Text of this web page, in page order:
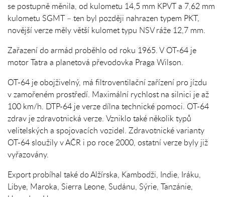
se postupně měnila, od kulometu 14,5 mm KPVT a 7,62 mm
kulometu SGMT – ten byl později nahrazen typem PKT,
novější verze měly větší kulomet typu NSV ráže 12,7 mm.
Zařazení do armád proběhlo od roku 1965. V OT-64 je
motor Tatra a planetová převodovka Praga Wilson.
OT-64 je obojživelný, má filtroventilační zařízení pro jízdu
v zamořeném prostředí. Maximální rychlost na silnici je až
100 km/h. DTP-64 je verze dílna technické pomoci. OT-64
zdrav je zdravotnická verze. Vzniklo také několik typů
velitelských a spojovacích vozidel. Zdravotnické varianty
OT-64 sloužily v AČR i po roce 2000, ostatní verze byly již
vyřazovány.
Export probíhal také do Alžírska, Kambodži, Indie, Iráku,
Libye, Maroka, Sierra Leone, Sudánu, Sýrie, Tanzánie,